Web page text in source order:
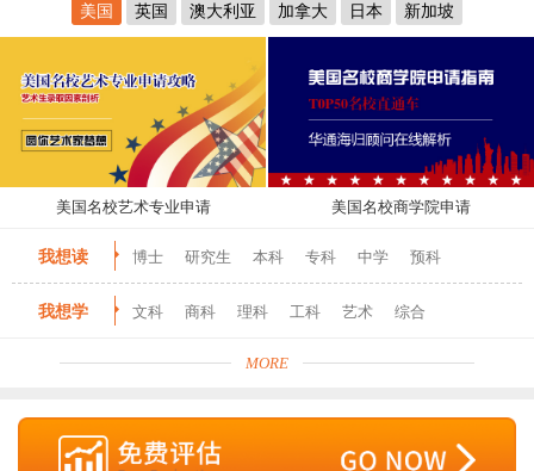
美国
英国 澳大利亚 加拿大 日本 新加坡
美国名校艺术专业申请 美国名校商学院申请
我想读 博士 研究生 本科 专科 中学 预科
我想学 文科 商科 理科 工科 艺术 综合
MORE